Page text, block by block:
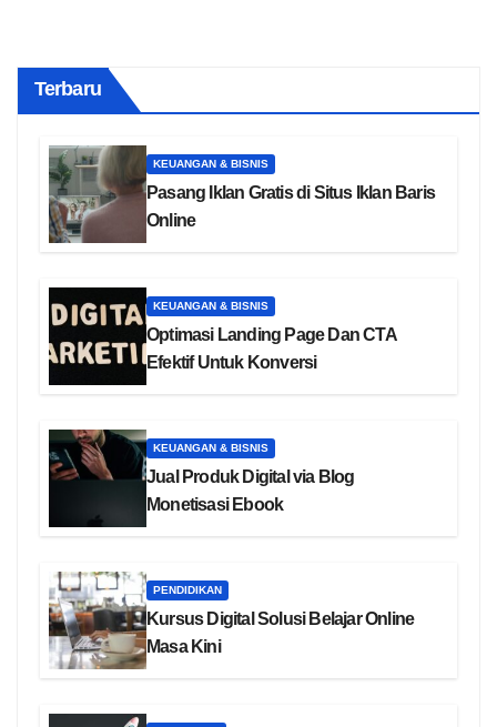
Terbaru
KEUANGAN & BISNIS
Pasang Iklan Gratis di Situs Iklan Baris
Online
KEUANGAN & BISNIS
Optimasi Landing Page Dan CTA
Efektif Untuk Konversi
KEUANGAN & BISNIS
Jual Produk Digital via Blog
Monetisasi Ebook
PENDIDIKAN
Kursus Digital Solusi Belajar Online
Masa Kini